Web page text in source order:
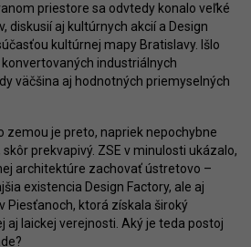
priestore sa odvtedy konalo veľké
diskusií aj kultúrnych akcií a Design
kultúrnej mapy Bratislavy. Išlo
industriálnych
väčšina aj hodnotných priemyselných
zemou je preto, napriek nepochybne
prekvapivý. ZSE v minulosti ukázalo,
architektúre zachovať ústretovo –
existencia Design Factory, ale aj
Piesťanoch, ktorá získala široký
aj laickej verejnosti. Aký je teda postoj